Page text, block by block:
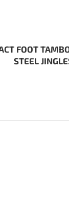
FOOT
STEEL